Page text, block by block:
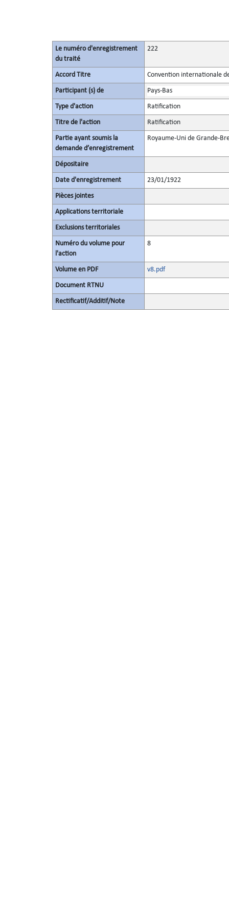
Le numéro d'enregistrement
du traité
222
Accord Titre Convention internationale
Participant (s) de Pays-Bas
Type d'action Ratification
Titre de l'action Ratification
Partie ayant soumis la
demande d’enregistrement
Royaume-Uni de Grande-
Dépositaire
Date d'enregistrement 23/01/1922
Pièces jointes
Applications territoriale
Exclusions territoriales
Numéro du volume pour
l'action
8
Volume en PDF v8.pdf
Document RTNU
Rectificatif/Additif/Note